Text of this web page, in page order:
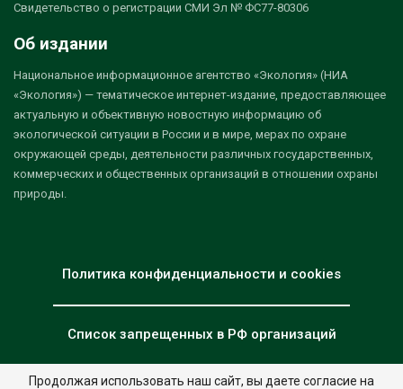
Свидетельство о регистрации СМИ Эл № ФС77-80306
Об издании
Национальное информационное агентство «Экология» (НИА
«Экология») — тематическое интернет-издание, предоставляющее
актуальную и объективную новостную информацию об
экологической ситуации в России и в мире, мерах по охране
окружающей среды, деятельности различных государственных,
коммерческих и общественных организаций в отношении охраны
природы.
Политика конфиденциальности и cookies
Список запрещенных в РФ организаций
Продолжая использовать наш сайт, вы даете согласие на